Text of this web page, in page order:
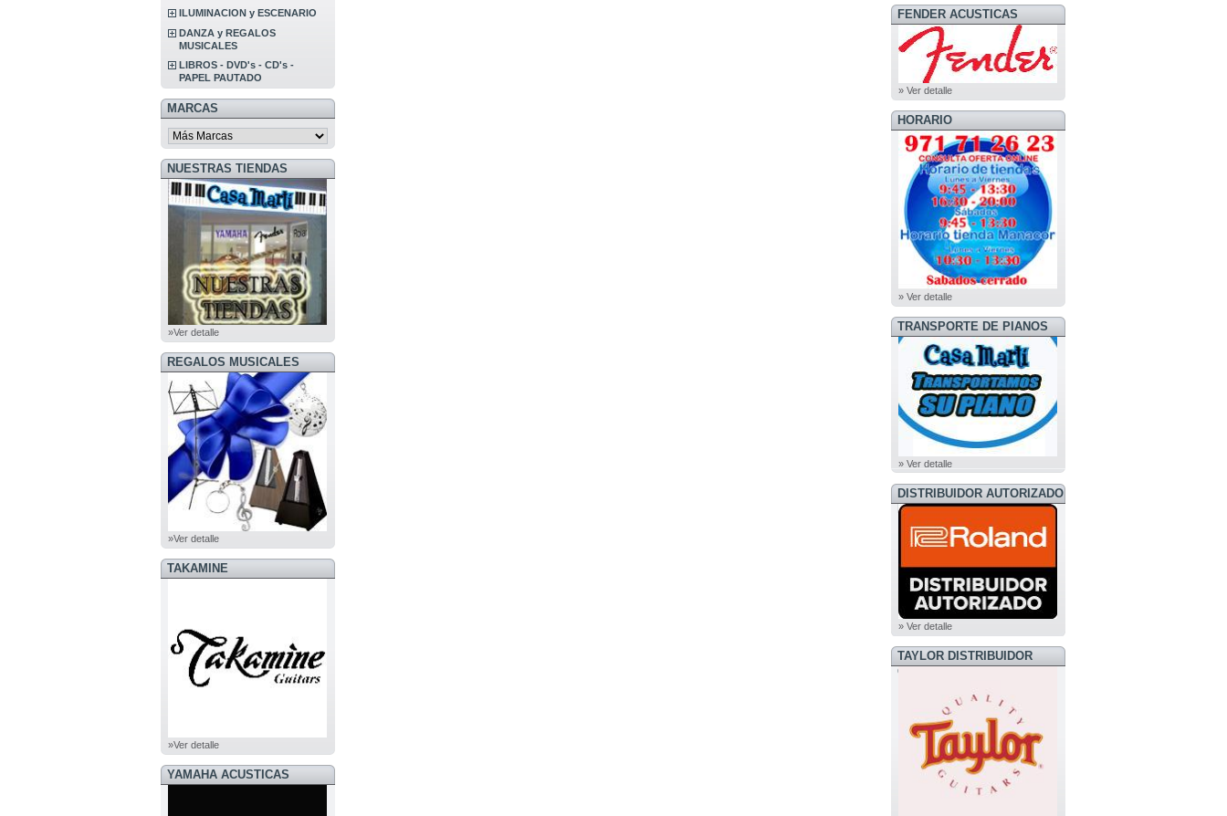
ILUMINACION y ESCENARIO
DANZA y REGALOS
MUSICALES
LIBROS - DVD's - CD's -
PAPEL PAUTADO
MARCAS
NUESTRAS TIENDAS
»Ver detalle
REGALOS MUSICALES
»Ver detalle
TAKAMINE
»Ver detalle
YAMAHA ACUSTICAS
FENDER ACUSTICAS
» Ver detalle
HORARIO
» Ver detalle
TRANSPORTE DE PIANOS
» Ver detalle
DISTRIBUIDOR AUTORIZADO
ROLAND
» Ver detalle
TAYLOR DISTRIBUIDOR
OFICIAL